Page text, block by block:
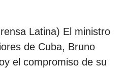
Latina) El ministro
de Cuba, Bruno
el compromiso de su